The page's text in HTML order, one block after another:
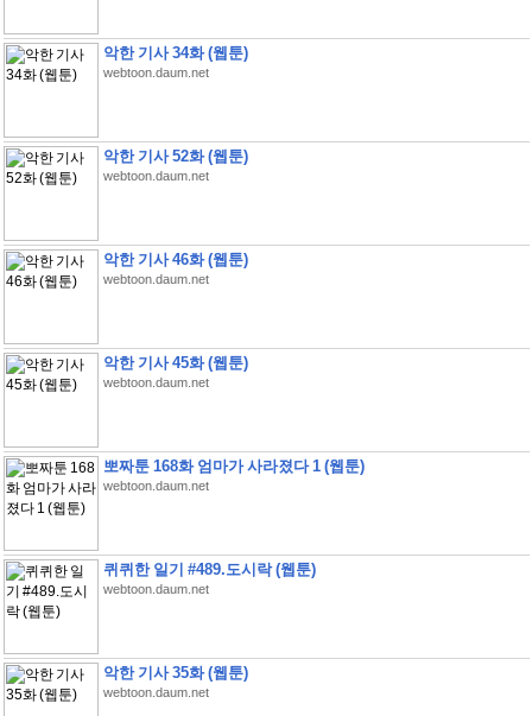
악한 기사 34화 (웹툰)
webtoon.daum.net
악한 기사 52화 (웹툰)
webtoon.daum.net
악한 기사 46화 (웹툰)
webtoon.daum.net
악한 기사 45화 (웹툰)
webtoon.daum.net
뽀짜툰 168화 엄마가 사라졌다 1 (웹툰)
webtoon.daum.net
퀴퀴한 일기 #489.도시락 (웹툰)
webtoon.daum.net
악한 기사 35화 (웹툰)
webtoon.daum.net